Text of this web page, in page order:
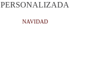
PERSONALIZADA
NAVIDAD